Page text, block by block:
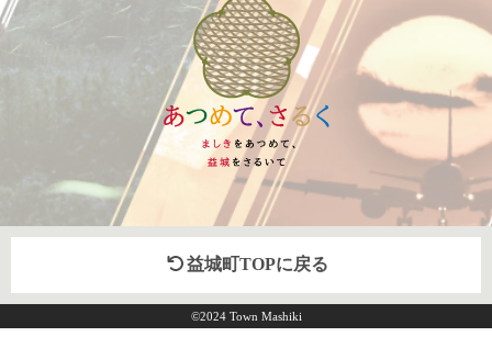
益城町TOPに戻る
©2024 Town Mashiki